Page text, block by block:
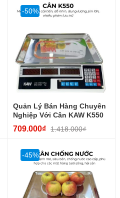
Quản Lý Bán Hàng Chuyên
Nghiệp Với Cân KAW K550
709.000₫ 1.418.000₫
-50%
-45%